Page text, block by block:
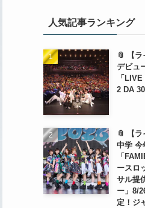
人気記事ランキング
📎 【ラ
デビュ
「
2 DA
📎 【
中学 今
「
ースロ
サル提
ー」8/
定！ジ